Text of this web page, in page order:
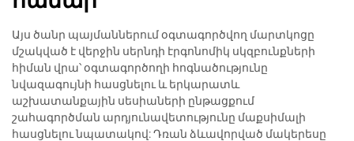
Այս ծանր պայմաններում օգտագործվող մարտկոցը
մշակված է վերջին սերնդի էրգոնոմիկ սկզբունքների
հիման վրա՝ օգտագործողի հոգնածությունը
նվազագույնի հասցնելու և երկարատև
աշխատանքային սեսիաների ընթացքում
շահագործման արդյունավետությունը մաքսիմալի
հասցնելու նպատակով: Դռան ձևավորված մակերեսը